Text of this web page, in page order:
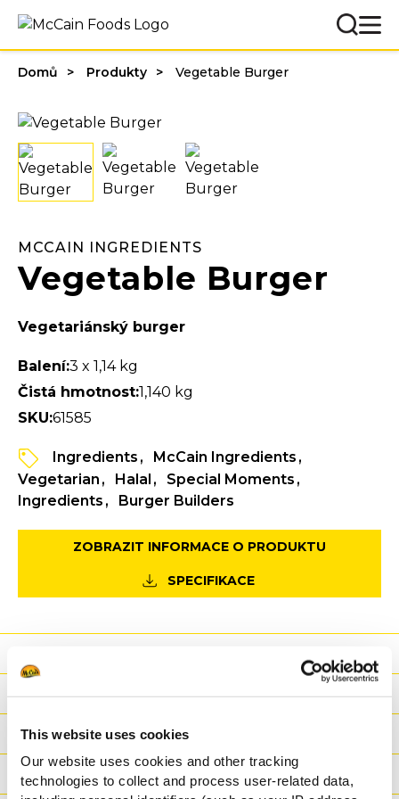
This website uses cookies
Our website uses cookies and other tracking
technologies to collect and process user-related data,
Domů Produkty Vegetable Burger
MCCAIN INGREDIENTS
Vegetable Burger
Vegetariánský burger
Balení:3 x 1,14 kg
Čistá hmotnost:1,140 kg
SKU:61585
Ingredients
McCain Ingredients
Vegetarian
Halal
Special Moments
Ingredients
Burger Builders
ZOBRAZIT INFORMACE O PRODUKTU
SPECIFIKACE
Výživové hodnoty
Ingredience
Hmotnost/Balení